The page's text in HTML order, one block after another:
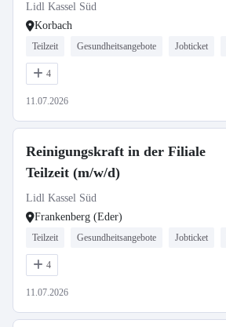
Lidl Kassel Süd
Korbach
Teilzeit Gesundheitsangebote Jobticket
4
11.07.2026
Reinigungskraft in der Filiale
Teilzeit (m/w/d)
Lidl Kassel Süd
Frankenberg (Eder)
Teilzeit Gesundheitsangebote Jobticket
4
11.07.2026